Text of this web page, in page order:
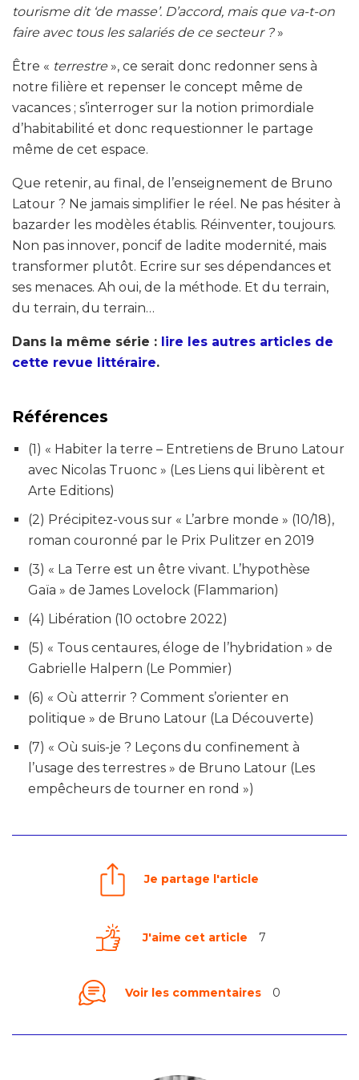
tourisme dit ‘de masse’. D’accord, mais que va-t-on
faire avec tous les salariés de ce secteur ?»
Être « terrestre », ce serait donc redonner sens à
notre filière et repenser le concept même de
vacances ; s’interroger sur la notion primordiale
d’habitabilité et donc requestionner le partage
même de cet espace.
Que retenir, au final, de l’enseignement de Bruno
Latour ? Ne jamais simplifier le réel. Ne pas hésiter à
bazarder les modèles établis. Réinventer, toujours.
Non pas innover, poncif de ladite modernité, mais
transformer plutôt. Ecrire sur ses dépendances et
ses menaces. Ah oui, de la méthode. Et du terrain,
du terrain, du terrain…
Dans la même série : lire les autres articles de
cette revue littéraire.
Références
(1) « Habiter la terre – Entretiens de Bruno Latour
avec Nicolas Truonc » (Les Liens qui libèrent et
Arte Editions)
(2) Précipitez-vous sur « L’arbre monde » (10/18),
roman couronné par le Prix Pulitzer en 2019
(3) « La Terre est un être vivant. L’hypothèse
Gaïa » de James Lovelock (Flammarion)
(4) Libération (10 octobre 2022)
(5) « Tous centaures, éloge de l’hybridation » de
Gabrielle Halpern (Le Pommier)
(6) « Où atterrir ? Comment s’orienter en
politique » de Bruno Latour (La Découverte)
(7) « Où suis-je ? Leçons du confinement à
l’usage des terrestres » de Bruno Latour (Les
empêcheurs de tourner en rond »)
Je partage l'article
J'aime cet article 7
Voir les commentaires 0